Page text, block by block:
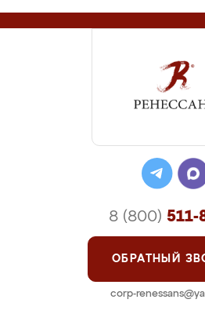
8 (800) 511-
ОБРАТНЫЙ
corp-